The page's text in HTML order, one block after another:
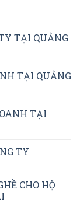
TẠI QUẢNG
TẠI QUẢNG
TẠI
TY
CHO HỘ